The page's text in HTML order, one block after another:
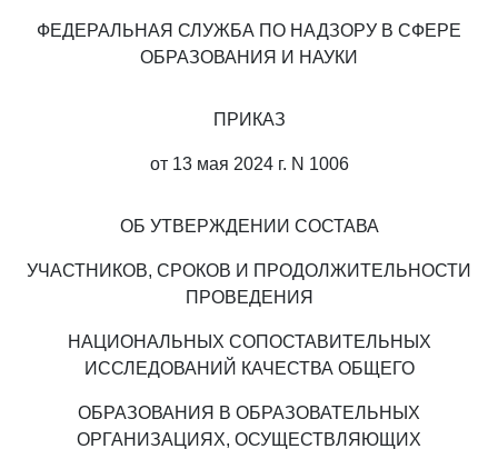
ФЕДЕРАЛЬНАЯ СЛУЖБА ПО НАДЗОРУ В СФЕРЕ
ОБРАЗОВАНИЯ И НАУКИ
ПРИКАЗ
от 13 мая 2024 г. N 1006
ОБ УТВЕРЖДЕНИИ СОСТАВА
УЧАСТНИКОВ, СРОКОВ И ПРОДОЛЖИТЕЛЬНОСТИ
ПРОВЕДЕНИЯ
НАЦИОНАЛЬНЫХ СОПОСТАВИТЕЛЬНЫХ
ИССЛЕДОВАНИЙ КАЧЕСТВА ОБЩЕГО
ОБРАЗОВАНИЯ В ОБРАЗОВАТЕЛЬНЫХ
ОРГАНИЗАЦИЯХ, ОСУЩЕСТВЛЯЮЩИХ